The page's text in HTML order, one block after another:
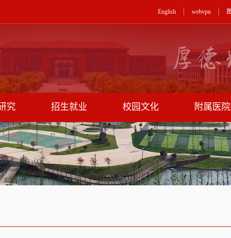
English webvpn
究 招生就业 校园文化 附属医院